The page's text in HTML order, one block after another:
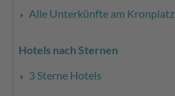
Alle Unterkünfte am Kronplatz
Hotels nach Sternen
3 Sterne Hotels